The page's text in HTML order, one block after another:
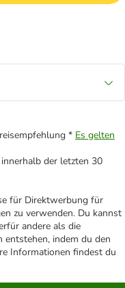
* Es gelten
der letzten 30
für Direktwerbung für
zu verwenden. Du kannst
andere als die
indem du den
Informationen findest du